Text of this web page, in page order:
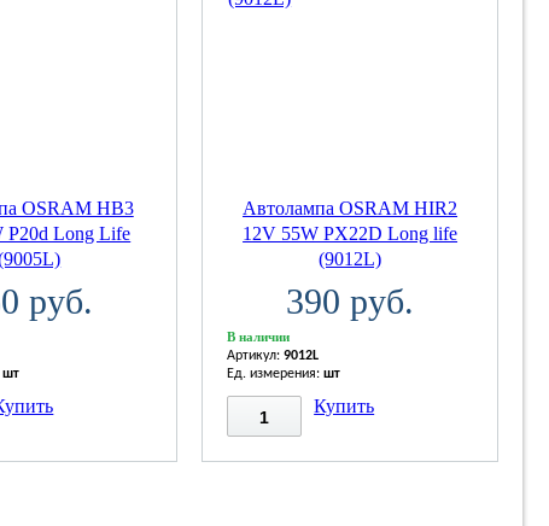
OSRAM НВ3
P20d Long Life
руб.
шт
Автолампа OSRAM HIR2
12V 55W PX22D Long life
(9012L)
390 руб.
В наличии
Артикул:9012L
Ед. измерения:шт
Купить